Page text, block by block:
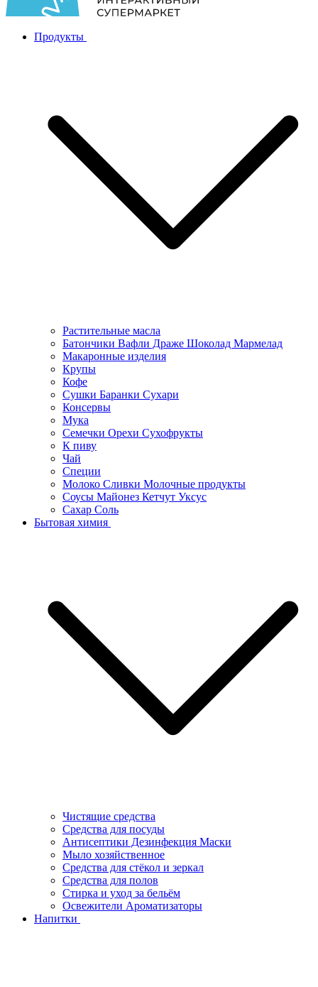
Продукты
Растительные масла
Батончики Вафли Драже Шоколад Мармелад
Макаронные изделия
Крупы
Кофе
Сушки Баранки Сухари
Консервы
Мука
Семечки Орехи Сухофрукты
К пиву
Чай
Специи
Молоко Сливки Молочные продукты
Соусы Майонез Кетчут Уксус
Сахар Соль
Бытовая химия
Чистящие средства
Средства для посуды
Антисептики Дезинфекция Маски
Мыло хозяйственное
Средства для стёкол и зеркал
Средства для полов
Стирка и уход за бельём
Освежители Ароматизаторы
Напитки